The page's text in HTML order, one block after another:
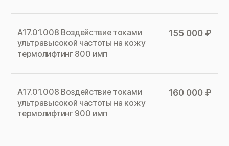
А17.01.008 Воздействие токами
ультравысокой частоты на кожу
термолифтинг 800 имп
155 000 ₽
А17.01.008 Воздействие токами
ультравысокой частоты на кожу
термолифтинг 900 имп
160 000 ₽